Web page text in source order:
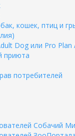
кошек, птиц и
Dog или Pro Plan
приюта
потребителей
Собачий